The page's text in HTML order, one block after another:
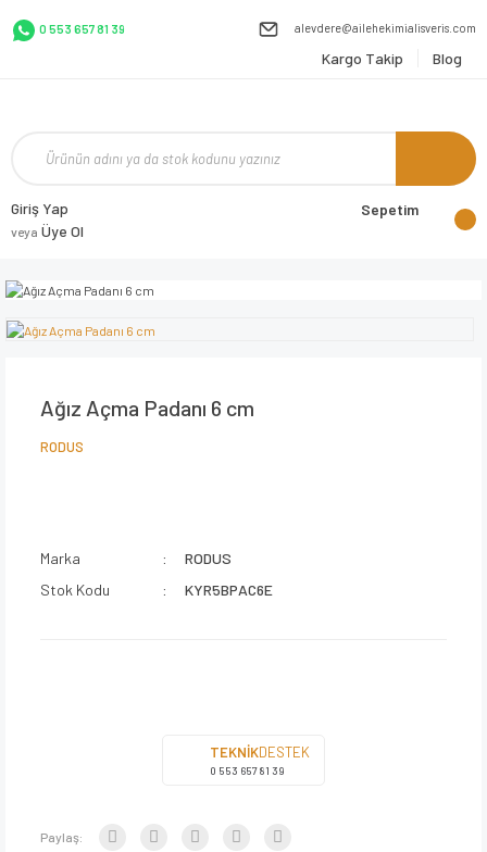
0 553 657 81 39 alevdere@ailehekimialisveris.com
Kargo Takip Blog
Giriş Yap
veya Üye Ol
Sepetim
Ağız Açma Padanı 6 cm
RODUS
Marka
RODUS
Stok Kodu
KYR5BPAC6E
TEKNİKDESTEK
0 553 657 81 39
Paylaş: